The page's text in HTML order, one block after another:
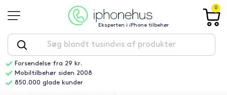
Eksperten i iPhone tilbehør
0
Forsendelse fra 29 kr.
Mobiltilbehør siden 2008
850.000 glade kunder